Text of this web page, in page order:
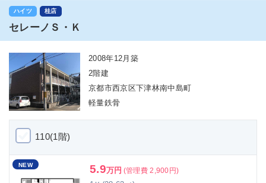
ハイツ 桂店
セレーノＳ・Ｋ
2008年12月築
2階建
京都市西京区下津林南中島町
軽量鉄骨
110(1階)
NEW 5.9万円 (管理費 2,900円)